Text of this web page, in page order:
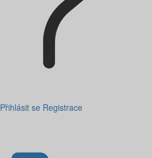
Přihlásit se Registrace